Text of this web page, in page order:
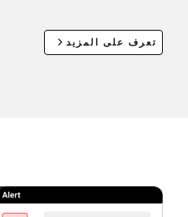
تعرف على المزيد